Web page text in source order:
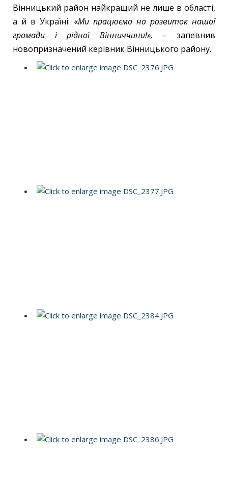
Вінницький район найкращий не лише в області,
а й в Україні: «Ми працюємо на розвиток нашої
громади і рідної Вінниччини!», – запевнив
новопризначений керівник Вінницького району.